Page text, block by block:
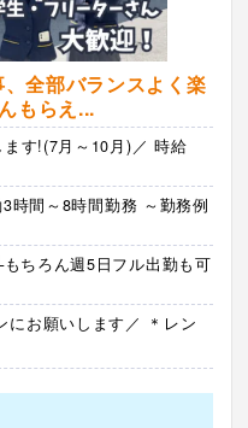
全部バランスよく楽
もらえ...
す!(7月～10月)／ 時給
時間～8時間勤務 ～勤務例
ちろん週5日フル出勤も可
にお願いします／ ＊レン